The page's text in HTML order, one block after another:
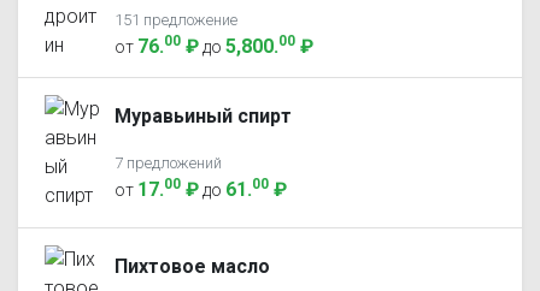
151 предложение
от 76.00 ₽ до 5,800.00 ₽
Муравьиный спирт
7 предложений
от 17.00 ₽ до 61.00 ₽
Пихтовое масло